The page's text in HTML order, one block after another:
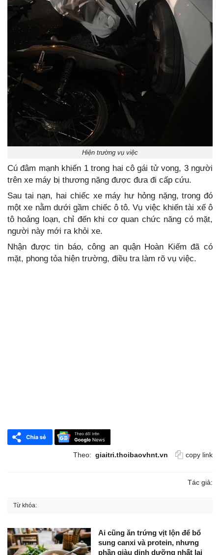
Hiện trường vụ việc
Cú đâm mạnh khiến 1 trong hai cô gái tử vong, 3 người
trên xe máy bị thương nặng được đưa đi cấp cứu.
Sau tai nạn, hai chiếc xe máy hư hỏng nặng, trong đó
một xe nằm dưới gầm chiếc ô tô. Vụ việc khiến tài xế ô
tô hoảng loạn, chỉ đến khi cơ quan chức năng có mặt,
người này mới ra khỏi xe.
Nhận được tin báo, công an quận Hoàn Kiếm đã có
mặt, phong tỏa hiện trường, điều tra làm rõ vụ việc.
Theo: giaitri.thoibaovhnt.vn copy link
Tác giả:
Từ khóa:
Ai cũng ăn trứng vịt lộn để bổ
sung canxi và protein, nhưng
phần giàu dinh dưỡng nhất lại